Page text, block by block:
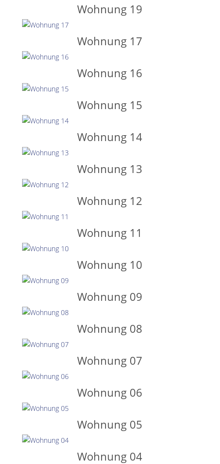
Wohnung 19
Wohnung 17
Wohnung 16
Wohnung 15
Wohnung 14
Wohnung 13
Wohnung 12
Wohnung 11
Wohnung 10
Wohnung 09
Wohnung 08
Wohnung 07
Wohnung 06
Wohnung 05
Wohnung 04